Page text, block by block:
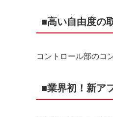
■高い自由度の
コントロール部のコ
■業界初！新ア